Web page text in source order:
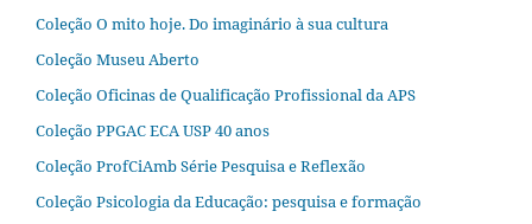
Coleção O mito hoje. Do imaginário à sua cultura
Coleção Museu Aberto
Coleção Oficinas de Qualificação Profissional da APS
Coleção PPGAC ECA USP 40 anos
Coleção ProfCiAmb Série Pesquisa e Reflexão
Coleção Psicologia da Educação: pesquisa e formação